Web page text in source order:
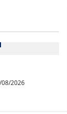
2026